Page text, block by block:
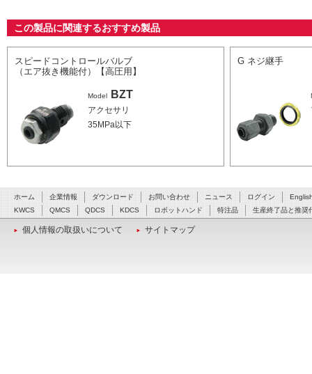
この製品に関連するおすすめ製品
スピードコントロールバルブ
（エア抜き機能付）【高圧用】
Model BZT
アクセサリ
35MPa以下
G ネジ継手
ホーム 企業情報 ダウンロード お問い合わせ ニュース ログイン
KWCS
QMCS QDCS KDCS ロボットハンド 特注品 生産終了品と推奨
個人情報の取扱いについて サイトマップ